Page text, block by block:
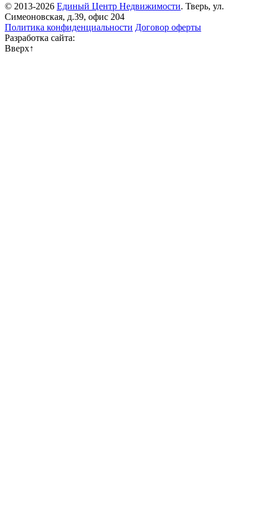
© 2013-2026 Единый Центр Недвижимости. Тверь, ул.
Симеоновская, д.39, офис 204
Политика конфиденциальности Договор оферты
Разработка сайта:
Вверх↑